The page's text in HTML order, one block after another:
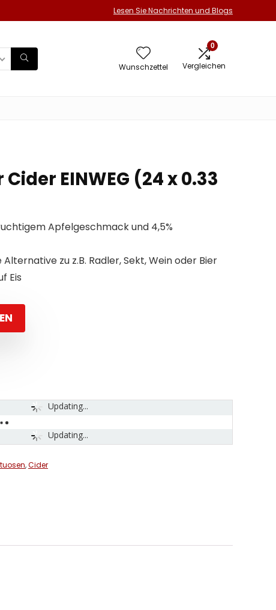
Lesen Sie Nachrichten und Blogs
Wunschzettel
0
Vergleichen
EINWEG (24 x 0.33
Apfelgeschmack und 4,5%
zu z.B. Radler, Sekt, Wein oder Bier
Eis
Updating...
Updating...
,Cider